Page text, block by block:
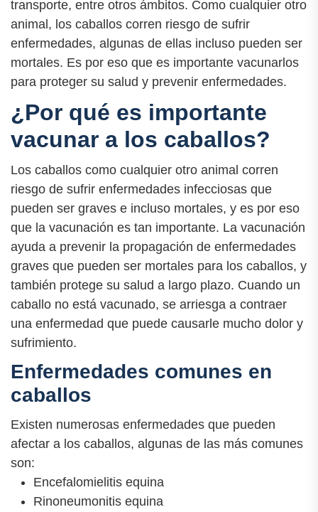
transporte, entre otros ámbitos. Como cualquier otro
animal, los caballos corren riesgo de sufrir
enfermedades, algunas de ellas incluso pueden ser
mortales. Es por eso que es importante vacunarlos
para proteger su salud y prevenir enfermedades.
¿Por qué es importante
vacunar a los caballos?
Los caballos como cualquier otro animal corren
riesgo de sufrir enfermedades infecciosas que
pueden ser graves e incluso mortales, y es por eso
que la vacunación es tan importante. La vacunación
ayuda a prevenir la propagación de enfermedades
graves que pueden ser mortales para los caballos, y
también protege su salud a largo plazo. Cuando un
caballo no está vacunado, se arriesga a contraer
una enfermedad que puede causarle mucho dolor y
sufrimiento.
Enfermedades comunes en
caballos
Existen numerosas enfermedades que pueden
afectar a los caballos, algunas de las más comunes
son:
Encefalomielitis equina
Rinoneumonitis equina